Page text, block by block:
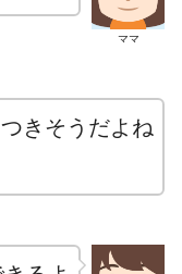
ママ
きそうだよね